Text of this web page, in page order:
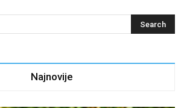
Najnovije